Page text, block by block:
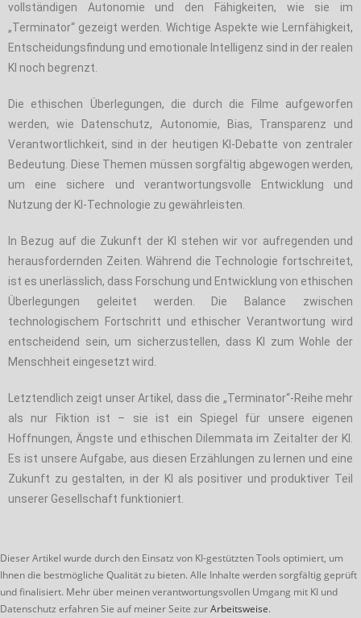
vollständigen Autonomie und den Fähigkeiten, wie sie im
„Terminator“ gezeigt werden. Wichtige Aspekte wie Lernfähigkeit,
Entscheidungsfindung und emotionale Intelligenz sind in der realen
KI noch begrenzt.
Die ethischen Überlegungen, die durch die Filme aufgeworfen
werden, wie Datenschutz, Autonomie, Bias, Transparenz und
Verantwortlichkeit, sind in der heutigen KI-Debatte von zentraler
Bedeutung. Diese Themen müssen sorgfältig abgewogen werden,
um eine sichere und verantwortungsvolle Entwicklung und
Nutzung der KI-Technologie zu gewährleisten.
In Bezug auf die Zukunft der KI stehen wir vor aufregenden und
herausfordernden Zeiten. Während die Technologie fortschreitet,
ist es unerlässlich, dass Forschung und Entwicklung von ethischen
Überlegungen geleitet werden. Die Balance zwischen
technologischem Fortschritt und ethischer Verantwortung wird
entscheidend sein, um sicherzustellen, dass KI zum Wohle der
Menschheit eingesetzt wird.
Letztendlich zeigt unser Artikel, dass die „Terminator“-Reihe mehr
als nur Fiktion ist – sie ist ein Spiegel für unsere eigenen
Hoffnungen, Ängste und ethischen Dilemmata im Zeitalter der KI.
Es ist unsere Aufgabe, aus diesen Erzählungen zu lernen und eine
Zukunft zu gestalten, in der KI als positiver und produktiver Teil
unserer Gesellschaft funktioniert.
Dieser Artikel wurde durch den Einsatz von KI-gestützten Tools optimiert, um
Ihnen die bestmögliche Qualität zu bieten. Alle Inhalte werden sorgfältig geprüft
und finalisiert. Mehr über meinen verantwortungsvollen Umgang mit KI und
Datenschutz erfahren Sie auf meiner Seite zurArbeitsweise.